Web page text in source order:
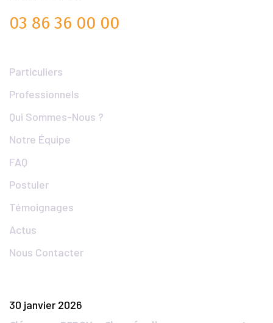
03 86 36 00 00
Particuliers
Professionnels
Qui Sommes-Nous ?
Notre Équipe
FAQ
Postuler
Témoignages
Actus
Nous Contacter
30 janvier 2026